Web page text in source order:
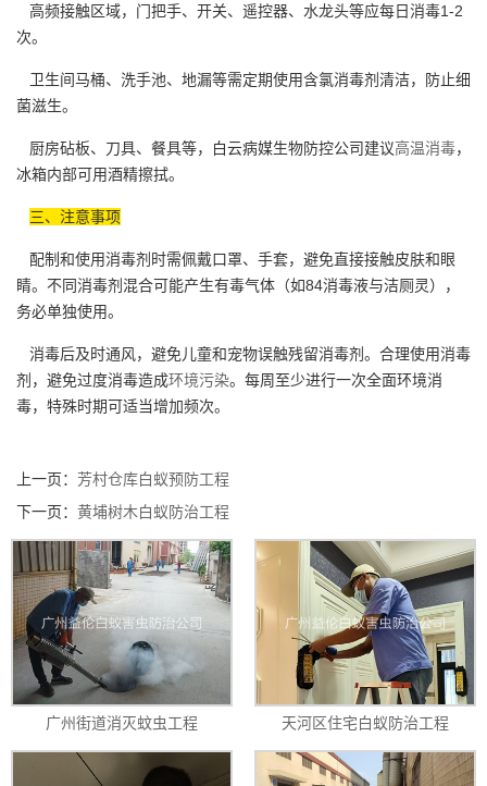
高频接触区域，门把手、开关、遥控器、水龙头等应每日消毒1-2
次。
卫生间马桶、洗手池、地漏等需定期使用含氯消毒剂清洁，防止细
菌滋生。
厨房砧板、刀具、餐具等，白云病媒生物防控公司建议高温消毒，
冰箱内部可用酒精擦拭。
三、注意事项
配制和使用消毒剂时需佩戴口罩、手套，避免直接接触皮肤和眼
睛。不同消毒剂混合可能产生有毒气体（如84消毒液与洁厕灵），
务必单独使用。
消毒后及时通风，避免儿童和宠物误触残留消毒剂。合理使用消毒
剂，避免过度消毒造成环境污染。每周至少进行一次全面环境消
毒，特殊时期可适当增加频次。
上一页： 芳村仓库白蚁预防工程
下一页： 黄埔树木白蚁防治工程
广州街道消灭蚊虫工程 天河区住宅白蚁防治工程